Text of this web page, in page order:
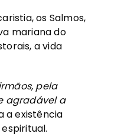
os Salmos,
mariana do
a vida
pela
agradável a
a existência